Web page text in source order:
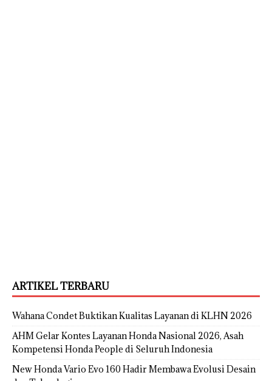
ARTIKEL TERBARU
Wahana Condet Buktikan Kualitas Layanan di KLHN 2026
AHM Gelar Kontes Layanan Honda Nasional 2026, Asah
Kompetensi Honda People di Seluruh Indonesia
New Honda Vario Evo 160 Hadir Membawa Evolusi Desain